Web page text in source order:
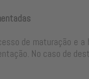
de maturação e
No caso de